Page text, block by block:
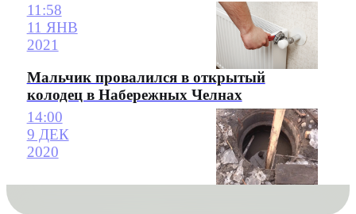
11:58
11 ЯНВ
2021
Мальчик провалился в открытый
колодец в Набережных Челнах
14:00
9 ДЕК
2020